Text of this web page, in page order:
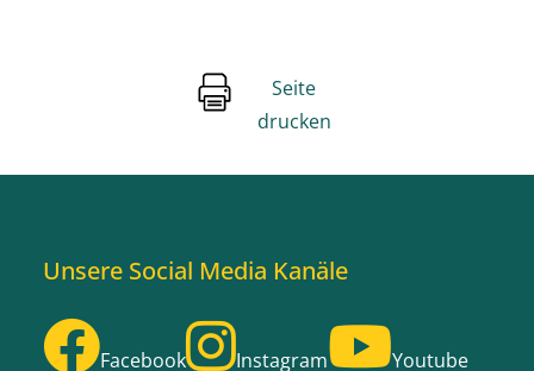
Seite
drucken
Unsere Social Media Kanäle
Facebook Instagram Youtube